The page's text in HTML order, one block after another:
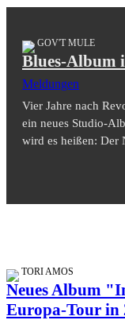
GOV'T MULE
Blues-Album
Meldungen
Vier Jahre nach
ein neues Studio-
wird es heißen: Der
TORI AMOS
Neues Album
Europa-Tour in